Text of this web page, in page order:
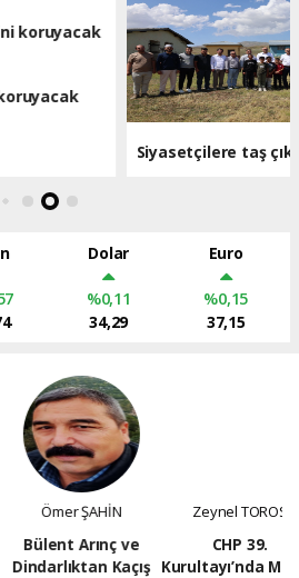
Siyasetçilere taş
Dolar
%0,11
34,29
Euro
%0,15
37,15
Ömer ŞAHİN
Bülent Arınç ve
Kaçış
Zeynel TOROS
CHP 39.
Kurultayı’nda Mersin